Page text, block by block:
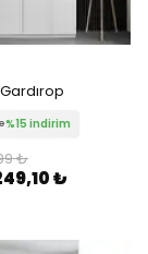
%15 indirim
₺
₺